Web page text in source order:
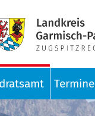
Termine